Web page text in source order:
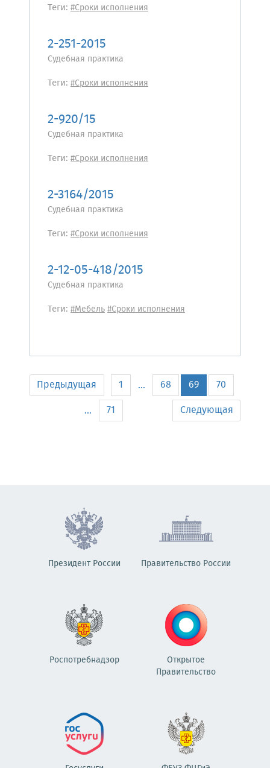
Теги: #Сроки исполнения
2-251-2015
Судебная практика
Теги: #Сроки исполнения
2-920/15
Судебная практика
Теги: #Сроки исполнения
2-3164/2015
Судебная практика
Теги: #Сроки исполнения
2-12-05-418/2015
Судебная практика
Теги: #Мебель#Сроки исполнения
Предыдущая 1 ... 68 69
70
...
71 Следующая
Президент России Правительство России
Роспотребнадзор
Открытое
Правительство